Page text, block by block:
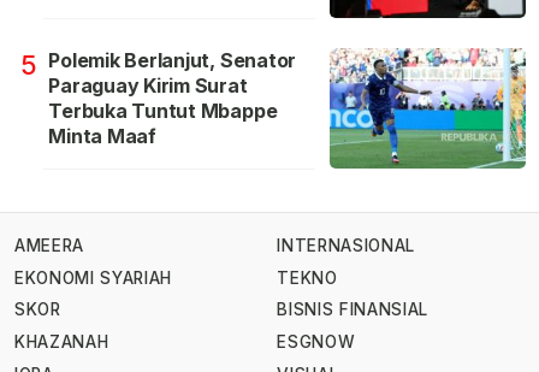
5 Polemik Berlanjut, Senator
Paraguay Kirim Surat
Terbuka Tuntut Mbappe
Minta Maaf
AMEERA
EKONOMI SYARIAH
SKOR
KHAZANAH
INTERNASIONAL
TEKNO
BISNIS FINANSIAL
ESGNOW